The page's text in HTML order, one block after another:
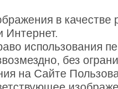
в качестве
Интернет.
использования
без
на Сайте